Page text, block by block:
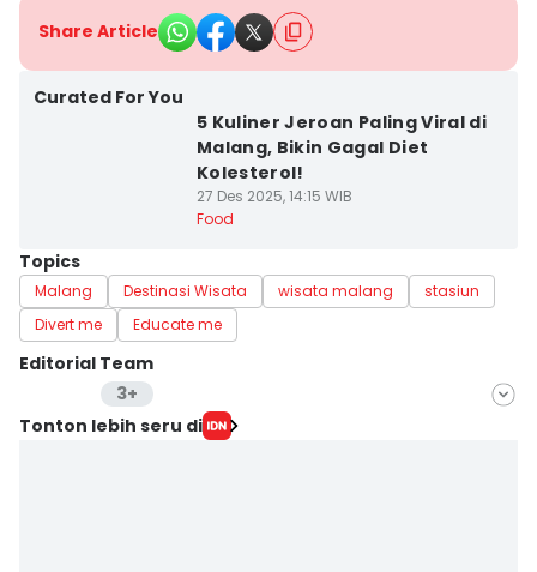
Share Article
Curated For You
5 Kuliner Jeroan Paling Viral di
Malang, Bikin Gagal Diet
Kolesterol!
27 Des 2025, 14:15 WIB
Food
Topics
Malang Destinasi Wisata wisata malang
stasiun
Divert me
Educate me
Editorial Team
3+
Editor
Tonton lebih seru di